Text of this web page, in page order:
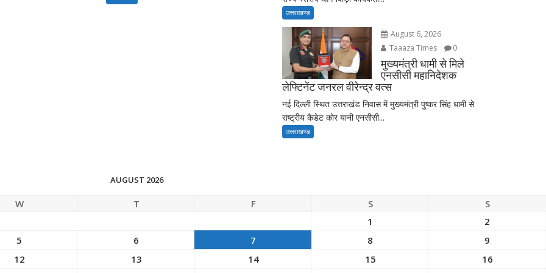
उत्तराखण्ड
August 6, 2026
Taaaza Times
0
मुख्यमंत्री धामी से मिले
एनसीसी महानिदेशक
लेफ्टिनेंट जनरल वीरेन्द्र वत्स
नई दिल्ली स्थित उत्तराखंड निवास में मुख्यमंत्री पुष्कर सिंह धामी से
राष्ट्रीय कैडेट कोर यानी एनसीसी...
उत्तराखण्ड
AUGUST 2026
W T F S
S
1
2
5 6 7 8
9
12 13 14 15
16